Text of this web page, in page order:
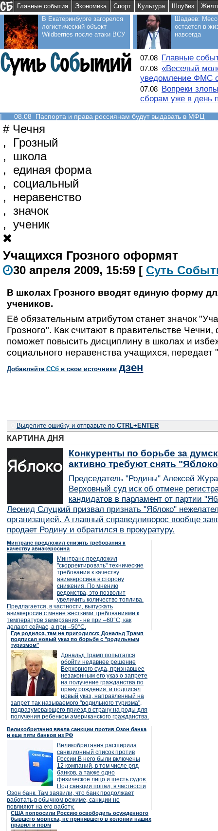
Главные события Экономика Спорт Культура Шоубиз
В Екатеринбурге загорелся
логистический объект
Wildberries после атаки ВСУ
Шадаев:
остается в
навсегда
07.08 Главные
07.08 «Веселый
уведомление ФМС
07.08 Вопреки
сборам уже в день
| 08.08 Паспорта и права россиянам будут выдавать в МФЦ
# Чечня
, Грозный
, школа
, единая форма
, социальный
, неравенство
, значок
, ученик
Учащихся Грозного оформят
30 апреля 2009, 15:59 [ Суть Соб
В школах Грозного вводят единую форму
учеников.
Её обязательным атрибутом станет значок
Грозного". Как считают в правительстве
поможет повысить дисциплину в школах и
социального неравенства учащихся,
Добавляйте CСб в свои источники дзен
Выделите ошибку и отправьте по CTRL+ENTER
КАРТИНА ДНЯ
Конкуренты по борьбе за
активно требуют снять
Председатель "Родины" Алексей
Верховный суд иск об отмене
кандидатов в парламент от партии
Леонид Слуцкий призвал признать "Яблоко"
организацией. А главный справедливорос вообще
продает Родину и обратился в прокуратуру.
Минтранс предложил снизить требования к
качеству авиакеросина
Минтранс предложил
"скорректировать" технические
требования к качеству
авиакеросина в сторону
снижения. По мнению
ведомства, это позволит
увеличить количество топлива.
Предлагается, в частности, выпускать
авиакеросин с менее жесткими требованиями к
температуре замерзания - не при –60°C, как
делают сейчас, а при –50°C.
Где родился, там не пригодился: Дональд Трамп
подписал новый указ по борьбе с "родильным
туризмом"
Дональд Трамп попытался
обойти недавнее решение
Верховного суда, признавшее
незаконным его указ о запрете
на получение гражданства по
праву рождения, и подписал
новый указ, направленный на
запрет так называемого "родильного туризма",
подразумевающего приезд в страну на роды для
получения ребенком американского гражданства.
Великобритания ввела санкции против Озон банка
и еще пяти банков из РФ
Великобритания расширила
санкционный список против
России.В него были включены
12 компаний, в том числе ряд
банков, а также одно
физическое лицо и шесть судов.
Под санкции попал, в частности
Озон банк. Там заявили, что банк продолжает
работать в обычном режиме, санкции не
повлияют на его работу.
США попросили Россию освободить осужденного
бывшего морпеха, не принявшего в колонии наших
правил и норм